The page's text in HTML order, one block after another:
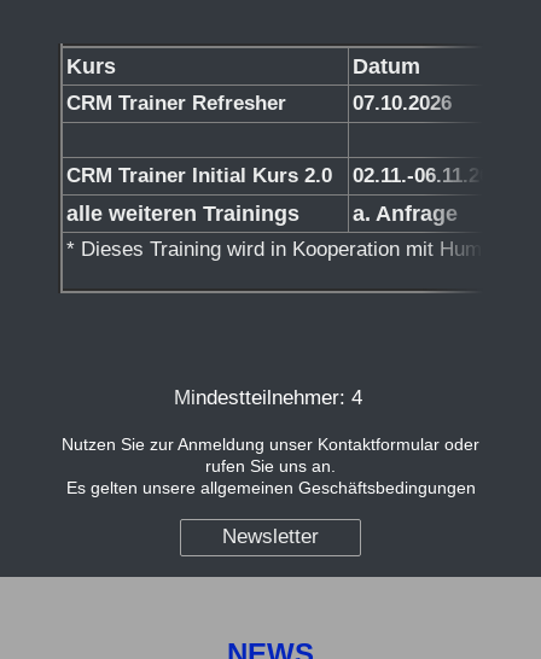
Kurs Datum
CRM Trainer Refresher 07.10.2026
CRM Trainer Initial Kurs 2.0 02.11.-06.11.2026
alle weiteren Trainings a. Anfrage
* Dieses Training wird in Kooperation mit Human
Mindestteilnehmer: 4
Nutzen Sie zur Anmeldung unser Kontaktformular oder
rufen Sie uns an.
Es gelten unsere allgemeinen Geschäftsbedingungen
Newsletter